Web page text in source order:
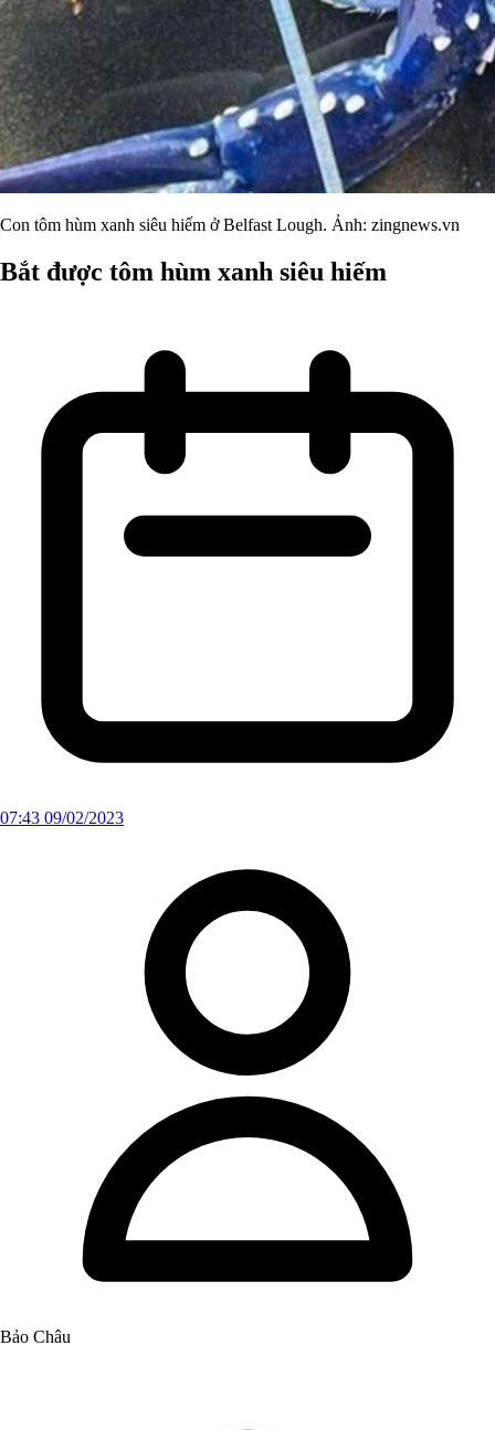
Con tôm hùm xanh siêu hiếm ở Belfast Lough. Ảnh: zingnews.vn
Bắt được tôm hùm xanh siêu hiếm
07:43 09/02/2023
Bảo Châu